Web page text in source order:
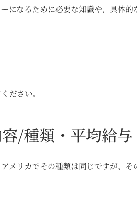
になるために必要な知識や、具体的
ださい。
/種類・平均給与
メリカでその種類は同じですが、そ